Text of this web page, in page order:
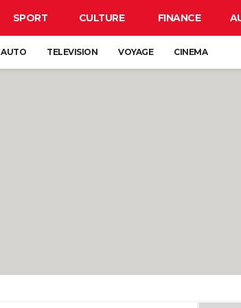
SPORT CULTURE FINANCE
AUTO TELEVISION VOYAGE CINEMA